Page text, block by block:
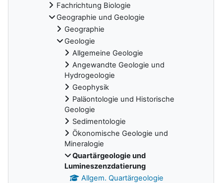
Fachrichtung Biologie
Geographie und Geologie
Geographie
Geologie
Allgemeine Geologie
Angewandte Geologie und
Hydrogeologie
Geophysik
Paläontologie und Historische
Geologie
Sedimentologie
Ökonomische Geologie und
Mineralogie
Quartärgeologie und
Lumineszenzdatierung
Allgem. Quartärgeologie